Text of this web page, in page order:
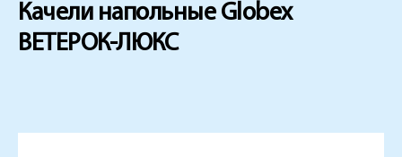
Качели напольные Globex
ВЕТЕРОК-ЛЮКС